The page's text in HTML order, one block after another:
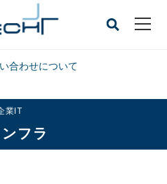
合わせについて
業IT
フラ